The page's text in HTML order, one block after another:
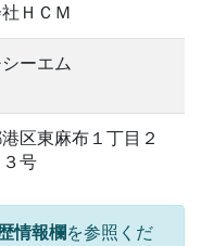
ＨＣＭ
ーエム
区東麻布１丁目２
号
情報欄を参照くだ